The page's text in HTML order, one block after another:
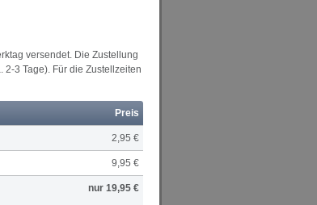
versendet. Die Zustellung
3 Tage). Für die Zustellzeiten
Preis
2,95 €
9,95 €
nur 19,95 €